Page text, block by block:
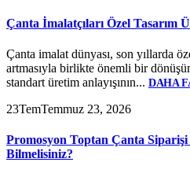
Çanta İmalatçıları Özel Tasarım
Çanta imalat dünyası, son yıllarda
artmasıyla birlikte önemli bir
standart üretim anlayışının... DAHA
23TemTemmuz 23, 2026
Promosyon Toptan Çanta
Bilmelisiniz?